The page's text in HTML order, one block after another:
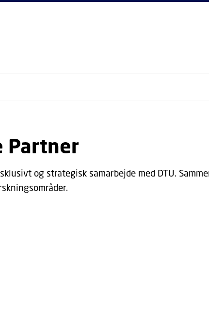
(TRYK ENTER).
Partner
og strategisk samarbejde med DTU.